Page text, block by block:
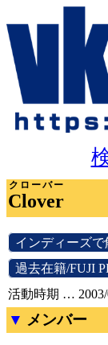
Clover
クローバー
インディーズで
過去在籍/FUJI
活動時期 … 2003/
メンバー